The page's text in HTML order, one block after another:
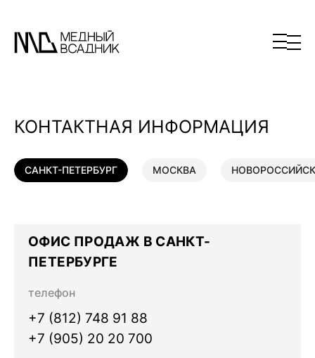
КОНТАКТНАЯ ИНФОРМАЦИЯ
САНКТ-ПЕТЕРБУРГ МОСКВА НОВОРОССИЙСК
ОФИС ПРОДАЖ В САНКТ-
ПЕТЕРБУРГЕ
телефон
+7 (812) 748 91 88
+7 (905) 20 20 700